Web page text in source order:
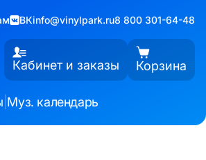
ВКinfo@vinylpark.ru8 800 301-64-48
Кабинет и заказы Корзина
Муз. календарь